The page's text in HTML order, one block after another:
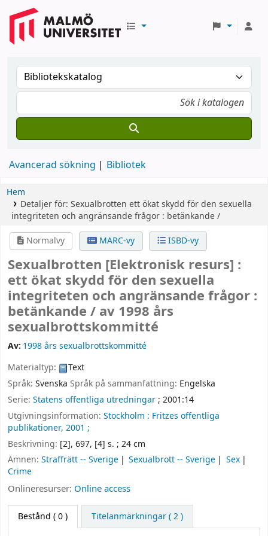
Avancerad sökning Bibliotek
Hem
Detaljer för: Sexualbrotten ett ökat skydd för den sexuella
integriteten och angränsande frågor : betänkande /
Normalvy
MARC-vy ISBD-vy
Sexualbrotten [Elektronisk resurs] :
ett ökat skydd för den sexuella
integriteten och angränsande frågor :
betänkande / av 1998 års
sexualbrottskommitté
Av: 1998 års sexualbrottskommitté
Materialtyp:
Text
Språk: Svenska Språk på sammanfattning: Engelska
Serie: Statens offentliga utredningar; 2001:14
Utgivningsinformation: Stockholm : Fritzes offentliga
publikationer, 2001 ;
Beskrivning: [2], 697, [4] s. ; 24 cm
Ämnen: Straffrätt -- Sverige Sexualbrott -- Sverige
Sex
Crime
Onlineresurser: Online access
Bestånd ( 0 ) Titelanmärkningar ( 2 )